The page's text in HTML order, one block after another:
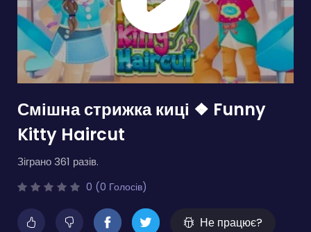
Смішна стрижка киці ❖ Funny
Kitty Haircut
Зіграно 361 разів.
0 (0 Голосів)
Не працює?